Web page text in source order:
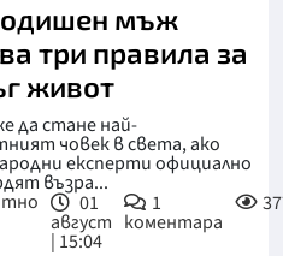
мъж
три правила за
живот
да стане най-
човек в света, ако
експерти официално
възра...
01
август
| 15:04
1
коментара